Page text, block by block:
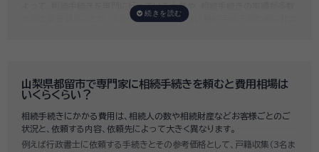
よって、相続手続きを専門に行っている士業や、相続手続きの実績が多数
ある士業を選ぶことが、スムーズで間違いのない相続手続きのために非常
山梨県都留市で専門家に相続手続きを頼むと費用相場は
いくらくらい？
相続手続きにかかる費用は、相続人の数や相続財産などお客様ごとのご
状況と、依頼する内容、依頼先によって大きく異なります。
例えば行政書士に依頼する手続きとその参考価格として、戸籍収集（3名ま